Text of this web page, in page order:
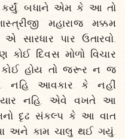
કર્યું. બધાને એમ કે આ તો
મહારાજ મક્કમ
સારધાર પાર ઉતારવો.
દિવસ મોળો વિચાર
હોય તો જરૂર ન જ
નહિ આવકાર કે નહીં
નહિ. એવે વખતે આ
દૃઢ સંકલ્પ કે આ વાત
અને કામ ચાલુ થઈ ગયું.